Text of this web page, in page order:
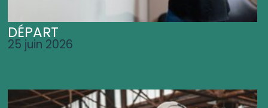
DÉPART
25 juin 2026